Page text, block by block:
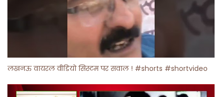
लखनऊ वायरल वीडियो सिस्टम पर सवाल ! #shorts #shortvideo